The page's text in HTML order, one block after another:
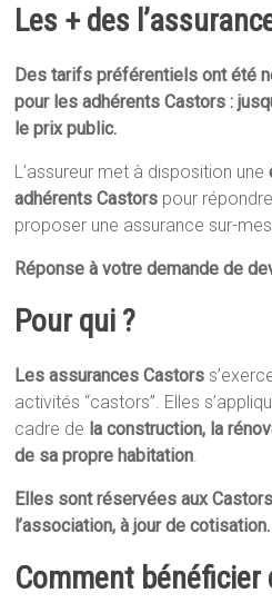
Les + des
Des tarifs préférentiels ont été
pour les adhérents Castors :
le prix public.
L’assureur met à disposition une
adhérents Castors pour
proposer une assurance sur-
Réponse à votre demande de
Pour qui ?
Les assurances Castors
activités “castors”. Elles
cadre de la construction, la
de sa propre habitation
Elles sont réservées aux
l’association, à jour de cotisation.
Comment bénéficier